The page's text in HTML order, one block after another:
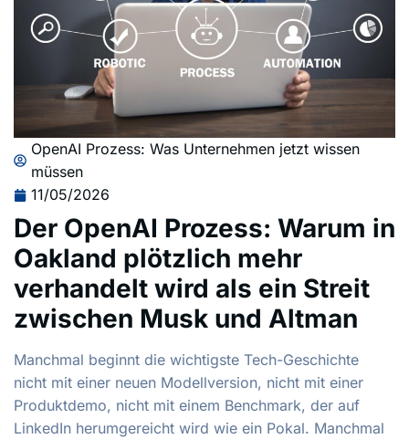
OpenAI Prozess: Was Unternehmen jetzt wissen
müssen
11/05/2026
Der OpenAI Prozess: Warum in
Oakland plötzlich mehr
verhandelt wird als ein Streit
zwischen Musk und Altman
Manchmal beginnt die wichtigste Tech-Geschichte
nicht mit einer neuen Modellversion, nicht mit einer
Produktdemo, nicht mit einem Benchmark, der auf
LinkedIn herumgereicht wird wie ein Pokal. Manchmal